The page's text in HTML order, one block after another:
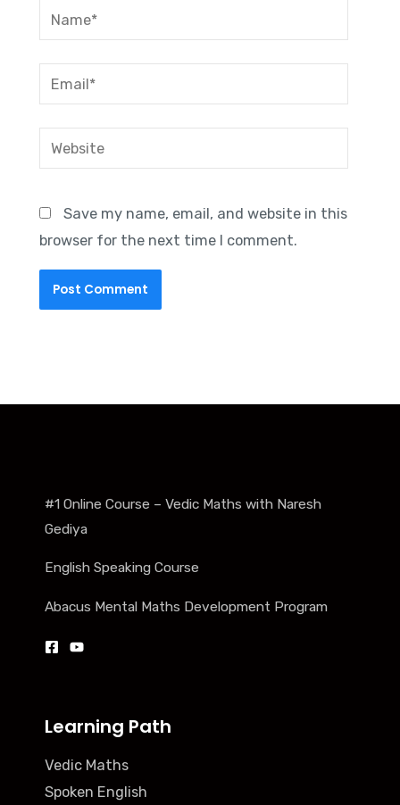
Name*
Email*
Website
Save my name, email, and website in this
browser for the next time I comment.
#1 Online Course – Vedic Maths with Naresh
Gediya
English Speaking Course
Abacus Mental Maths Development Program
Learning Path
Vedic Maths
Spoken English